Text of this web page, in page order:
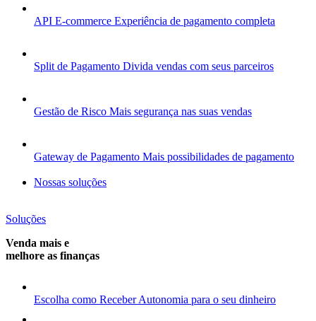
API E-commerce Experiência de pagamento completa
Split de Pagamento Divida vendas com seus parceiros
Gestão de Risco Mais segurança nas suas vendas
Gateway de Pagamento Mais possibilidades de pagamento
Nossas soluções
Soluções
Venda mais e
melhore as finanças
Escolha como Receber Autonomia para o seu dinheiro